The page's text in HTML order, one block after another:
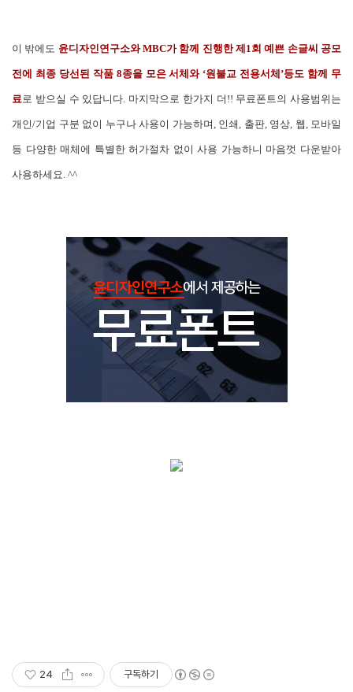
이 밖에도 윤디자인연구소와 MBC가 함께 진행한 제1회 예쁜 손글씨 공모
전에 최종 당선된 작품 8종을 모은 서체와 ‘원불교 전용서체’등도 함께 무
료 로 받으실 수 있답니다. 마지막으로 한가지 더!! 무료폰트의 사용범위는
개인/기업 구분 없이 누구나 사용이 가능하며, 인쇄, 출판, 영상, 웹, 모바일
등 다양한 매체에 특별한 허가절차 없이 사용 가능하니 마음껏 다운받아
사용하세요. ^^
24 구독하기